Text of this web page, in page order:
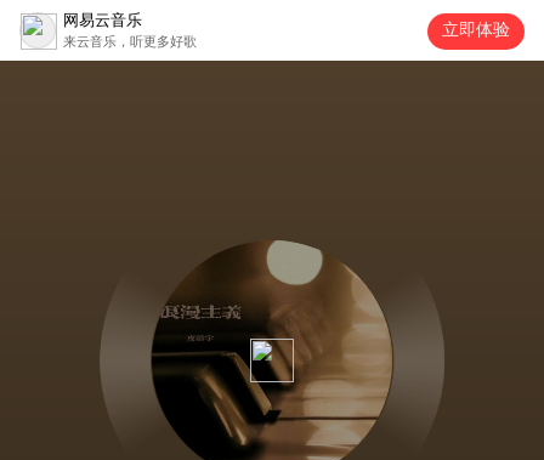
网易云音乐
来云音乐，听更多好歌
立即体验